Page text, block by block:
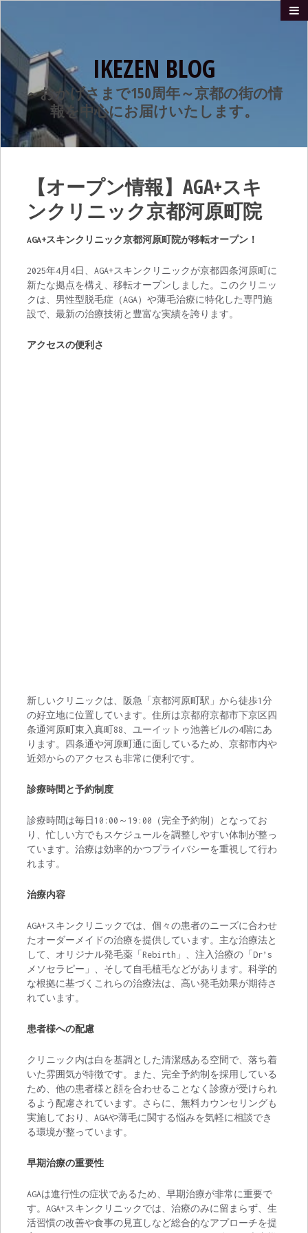
IKEZEN BLOG
～おかげさまで150周年～京都の街の情
報を中心にお届けいたします。
【オープン情報】AGA+スキ
ンクリニック京都河原町院
AGA+スキンクリニック京都河原町院が移転オープン！
2025年4月4日、AGA+スキンクリニックが京都四条河原町に
新たな拠点を構え、移転オープンしました。このクリニッ
クは、男性型脱毛症（AGA）や薄毛治療に特化した専門施
設で、最新の治療技術と豊富な実績を誇ります。
アクセスの便利さ
新しいクリニックは、阪急「京都河原町駅」から徒歩1分
の好立地に位置しています。住所は京都府京都市下京区四
条通河原町東入真町88、ユーイットゥ池善ビルの4階にあ
ります。四条通や河原町通に面しているため、京都市内や
近郊からのアクセスも非常に便利です。
診療時間と予約制度
診療時間は毎日10:00～19:00（完全予約制）となってお
り、忙しい方でもスケジュールを調整しやすい体制が整っ
ています。治療は効率的かつプライバシーを重視して行わ
れます。
治療内容
AGA+スキンクリニックでは、個々の患者のニーズに合わせ
たオーダーメイドの治療を提供しています。主な治療法と
して、オリジナル発毛薬「Rebirth」、注入治療の「Dr’s
メソセラピー」、そして自毛植毛などがあります。科学的
な根拠に基づくこれらの治療法は、高い発毛効果が期待さ
れています。
患者様への配慮
クリニック内は白を基調とした清潔感ある空間で、落ち着
いた雰囲気が特徴です。また、完全予約制を採用している
ため、他の患者様と顔を合わせることなく診療が受けられ
るよう配慮されています。さらに、無料カウンセリングも
実施しており、AGAや薄毛に関する悩みを気軽に相談でき
る環境が整っています。
早期治療の重要性
AGAは進行性の症状であるため、早期治療が非常に重要で
す。AGA+スキンクリニックでは、治療のみに留まらず、生
活習慣の改善や食事の見直しなど総合的なアプローチを提